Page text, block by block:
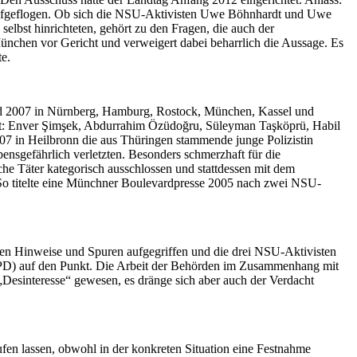
Ob sich die NSU-Aktivisten Uwe Böhnhardt und Uwe
hinrichteten, gehört zu den Fragen, die auch der
vor Gericht und verweigert dabei beharrlich die Aussage. Es
2007 in Nürnberg, Hamburg, Rostock, München, Kassel und
Şimşek, Abdurrahim Özüdoğru, Süleyman Taşköprü, Habil
in Heilbronn die aus Thüringen stammende junge Polizistin
verletzten. Besonders schmerzhaft für die
Täter kategorisch ausschlossen und stattdessen mit dem
titelte eine Münchner Boulevardpresse 2005 nach zwei NSU-
Hinweise und Spuren aufgegriffen und die drei NSU-Aktivisten
auf den Punkt. Die Arbeit der Behörden im Zusammenhang mit
gewesen, es dränge sich aber auch der Verdacht
lassen, obwohl in der konkreten Situation eine Festnahme